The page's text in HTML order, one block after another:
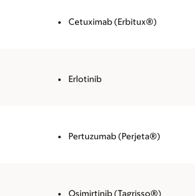
Cetuximab (Erbitux®)
Erlotinib
Pertuzumab (Perjeta®)
Osimirtinib (Tagrisso®)